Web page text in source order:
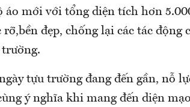
áo mới với tổng diện tích hơn
rỡ,bền đẹp, chống lại các tác
tựu trường đang đến gần, nỗ
ý nghĩa khi mang đến diện